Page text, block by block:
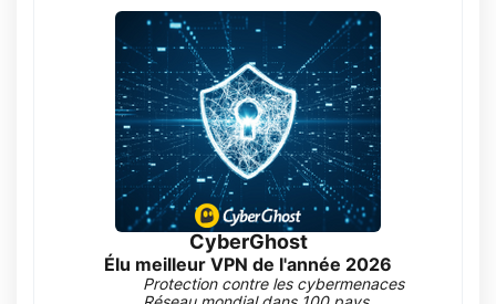
CyberGhost
Élu meilleur VPN de l'année 2026
Protection contre les cybermenaces